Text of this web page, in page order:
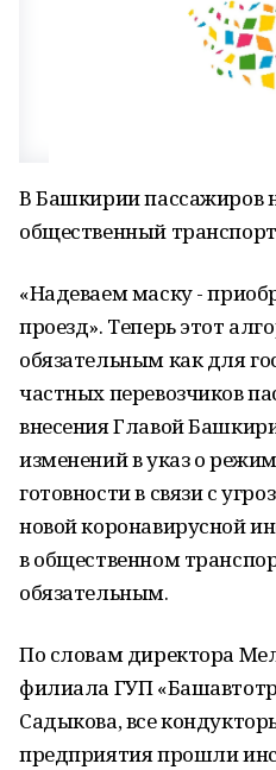
В Башкирии пассажиров
общественный
«Надеваем маску -
проезд». Теперь этот
обязательным как для
частных перевозчиков
внесения Главой
изменений в указ о
готовности в связи с
новой коронавирусной
в общественном
обязательным.
По словам директора
филиала ГУП
Садыкова, все
предприятия прошли